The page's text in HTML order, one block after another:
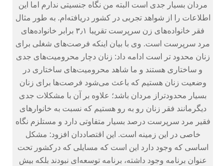
مردان بسیار جدی است البته من نگاه جنسیتی ندارم اما این
اطلاعات را از شواهد تجربی در کشور دریافته‌ام. به طور مثال
فقر خانواده‌های زن سرپرست تقریبا ۳٫۱ برابر خانواده‌های
مرد سرپرست است.‏ وی با بیان اینکه فرصت‌های شغلی برای
زنان محدود تر است ادامه داد: زنان دچار محرومیت‌های جدی
و ساختاری هستند و ما شاهد محرومیت‌های ساختاری در
وضعیت زنان هستیم که باعث می‌شود فرصت‌ها برای زنان
بسیار محدودتراز مردان باشد؛ علاوه بر آن با مشکلات جدی
دیگرمانند فقر زنان رو به رو هستیم که نسبت به خانوارهای
فقیر مرد سرپرست درصد بسیار متفاوتی دارد و مستلزم نگاه
خاصی در این زمینه است.‏ این اقتصاددان افزود: مشکل
اساسی که وجود دارد این است که مسایلی که درکشور تحت
عنوان برنامه وجود داشته، برنامه توسعه‌ای نبودند بلکه بیش